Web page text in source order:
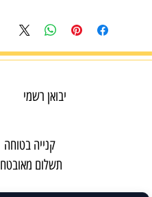
שקטה במיוחד
בקרת עומס גריסה
יבואן רשמי
קנייה בטוחה
תשלום מאובטח